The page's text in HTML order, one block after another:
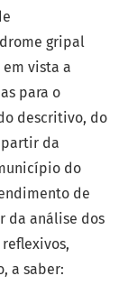
gripal
em vista a
para o
descritivo, do
da
do
de
da análise dos
a saber: